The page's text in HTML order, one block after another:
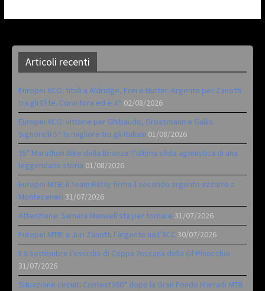
Articoli recenti
Europei XCO: titoli a Aldridge, Frei e Hutter. Argento per Zanotti
tra gli Elite. Corvi fora ed è 4^ 02/08/2026
Europei XCO: vittorie per Ghibaudo, Grossmann e Gallis.
Signorelli 5^ la migliore tra gli italiani 01/08/2026
35ª Marathon Bike della Brianza: l’ultima sfida agonistica di una
leggendaria storia 01/08/2026
Europei MTB: il Team Relay firma il secondo argento azzurro a
Monteceneri 31/07/2026
Attenzione: Samara Maxwell sta per tornare 31/07/2026
Europei MTB: a Juri Zanotti l’argento nell’XCC 30/07/2026
Il 6 settembre l’esordio di Coppa Toscana della Gf Pinocchio
31/07/2026
Situazione circuiti Contest360° dopo la Gran Fondo Marradi MTB